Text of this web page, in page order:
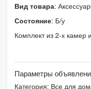
Вид товара:
Состояние: Б/у
Комплект из 2-х камер
Параметры
Категория: Все для